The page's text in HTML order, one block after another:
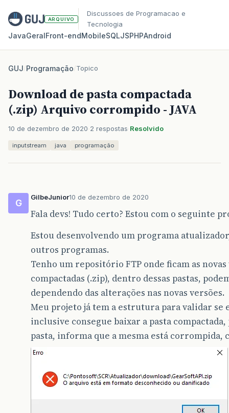
ARQUIVO
Discussoes de Programacao e
Tecnologia
JavaGeralFront‑endMobileSQLJSPHPAndroid
GUJ/Programação/Topico
Download de pasta compactada
(.zip) Arquivo corrompido - JAVA
10 de dezembro de 2020 2 respostas Resolvido
inputstream java programação
G
GilbeJunior10 de dezembro de 2020
Fala devs! Tudo certo? Estou com o seguinte
Estou desenvolvendo um programa
outros programas.
Tenho um repositório FTP onde ficam as
compactadas (.zip), dentro dessas pastas,
dependendo das alterações nas novas versões.
Meu projeto já tem a estrutura para validar se
inclusive consegue baixar a pasta
pasta, informa que a mesma está corrompida,